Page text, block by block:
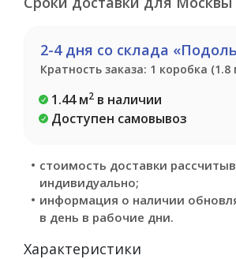
2-4 дня со склада
Кратность заказа: 1 коробка (1.8
1.44 м2 в наличии
Доступен самовывоз
стоимость доставки
индивидуально;
информация о наличии
в день в рабочие дни.
Характеристики